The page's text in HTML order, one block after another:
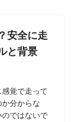
安全に走
と背景
覚で走って
分からな
ではないで